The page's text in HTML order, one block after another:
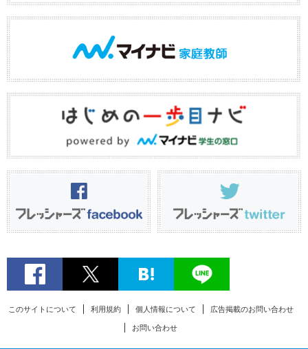
このサイトについて 利用規約 個人情報について 広告掲載のお問い合わせ
お問い合わせ